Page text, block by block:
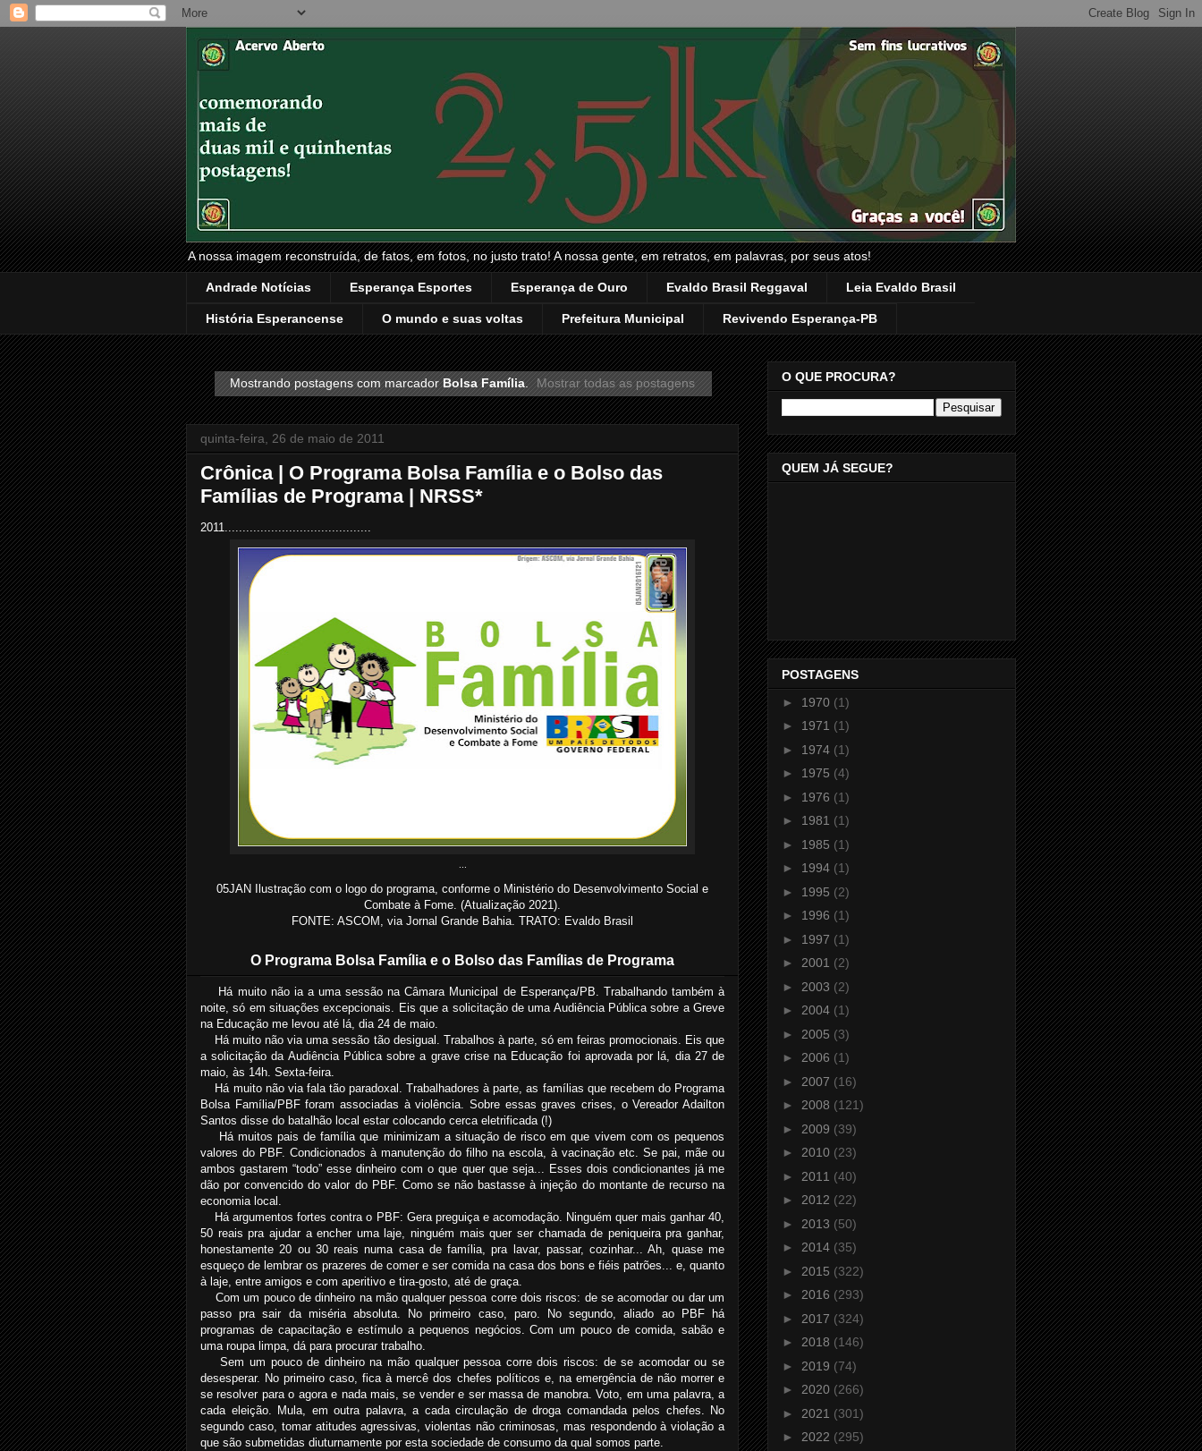
A nossa imagem reconstruída, de fatos, em fotos, no justo trato! A nossa gente, em retratos, em palavras, por seus atos!
Andrade Notícias Esperança Esportes Esperança de Ouro Evaldo Brasil Reggaval Leia Evaldo Brasil
História Esperancense O mundo e suas voltas Prefeitura Municipal Revivendo Esperança-PB
Mostrando postagens com marcadorBolsa Família. Mostrar todas as postagens
quinta-feira, 26 de maio de 2011
Crônica | O Programa Bolsa Família e o Bolso das
Famílias de Programa | NRSS*
2011.........................................
05JAN Ilustração com o logo do programa, conforme o Ministério do Desenvolvimento Social e
Combate à Fome. (Atualização 2021).
FONTE: ASCOM, via Jornal Grande Bahia. TRATO: Evaldo Brasil
O Programa Bolsa Família e o Bolso das Famílias de Programa
Há muito não ia a uma sessão na Câmara Municipal de Esperança/PB. Trabalhando também à
noite, só em situações excepcionais. Eis que a solicitação de uma Audiência Pública sobre a Greve
na Educação me levou até lá, dia 24 de maio.
Há muito não via uma sessão tão desigual. Trabalhos à parte, só em feiras promocionais. Eis que
a solicitação da Audiência Pública sobre a grave crise na Educação foi aprovada por lá, dia 27 de
maio, às 14h. Sexta-feira.
Há muito não via fala tão paradoxal. Trabalhadores à parte, as famílias que recebem do Programa
Bolsa Família/PBF foram associadas à violência. Sobre essas graves crises, o Vereador Adailton
Santos disse do batalhão local estar colocando cerca eletrificada (!)
Há muitos pais de família que minimizam a situação de risco em que vivem com os pequenos
valores do PBF. Condicionados à manutenção do filho na escola, à vacinação etc. Se pai, mãe ou
ambos gastarem “todo” esse dinheiro com o que quer que seja... Esses dois condicionantes já me
dão por convencido do valor do PBF. Como se não bastasse à injeção do montante de recurso na
economia local.
Há argumentos fortes contra o PBF: Gera preguiça e acomodação. Ninguém quer mais ganhar 40,
50 reais pra ajudar a encher uma laje, ninguém mais quer ser chamada de peniqueira pra ganhar,
honestamente 20 ou 30 reais numa casa de família, pra lavar, passar, cozinhar... Ah, quase me
esqueço de lembrar os prazeres de comer e ser comida na casa dos bons e fiéis patrões... e, quanto
à laje, entre amigos e com aperitivo e tira-gosto, até de graça.
Com um pouco de dinheiro na mão qualquer pessoa corre dois riscos: de se acomodar ou dar um
passo pra sair da miséria absoluta. No primeiro caso, paro. No segundo, aliado ao PBF há
programas de capacitação e estímulo a pequenos negócios. Com um pouco de comida, sabão e
uma roupa limpa, dá para procurar trabalho.
Sem um pouco de dinheiro na mão qualquer pessoa corre dois riscos: de se acomodar ou se
desesperar. No primeiro caso, fica à mercê dos chefes políticos e, na emergência de não morrer e
se resolver para o agora e nada mais, se vender e ser massa de manobra. Voto, em uma palavra, a
cada eleição. Mula, em outra palavra, a cada circulação de droga comandada pelos chefes. No
segundo caso, tomar atitudes agressivas, violentas não criminosas, mas respondendo à violação a
que são submetidas diuturnamente por esta sociedade de consumo da qual somos parte.
O QUE PROCURA?
QUEM JÁ SEGUE?
POSTAGENS
► 1970 (1)
► 1971 (1)
► 1974 (1)
► 1975 (4)
► 1976 (1)
► 1981 (1)
► 1985 (1)
► 1994 (1)
► 1995 (2)
► 1996 (1)
► 1997 (1)
► 2001 (2)
► 2003 (2)
► 2004 (1)
► 2005 (3)
► 2006 (1)
► 2007 (16)
► 2008 (121)
► 2009 (39)
► 2010 (23)
► 2011 (40)
► 2012 (22)
► 2013 (50)
► 2014 (35)
► 2015 (322)
► 2016 (293)
► 2017 (324)
► 2018 (146)
► 2019 (74)
► 2020 (266)
► 2021 (301)
► 2022 (295)